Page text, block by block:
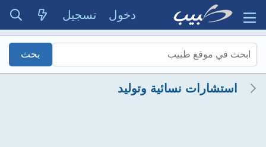
دخول تسجيل
استشارات نسائية وتوليد